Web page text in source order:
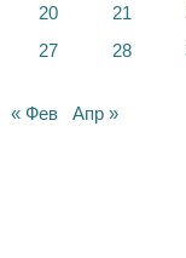
20
21
27
28
« Фев Апр »